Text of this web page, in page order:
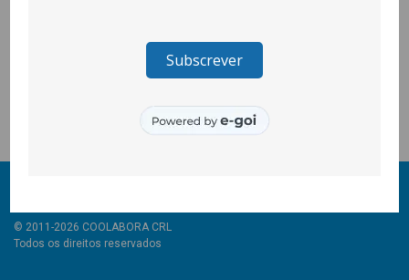
O trabalho permitiu promover competências emocionais,
pessoais e de interculturalidade e culminou com a exposição
© 2011-2026 COOLABORA CRL
Todos os direitos reservados